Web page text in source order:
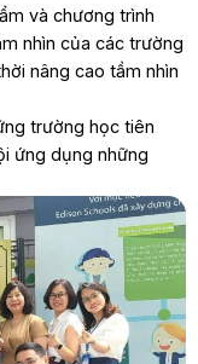
và chương trình
nhìn của các trường
nâng cao tầm nhìn
trường học tiên
ứng dụng những